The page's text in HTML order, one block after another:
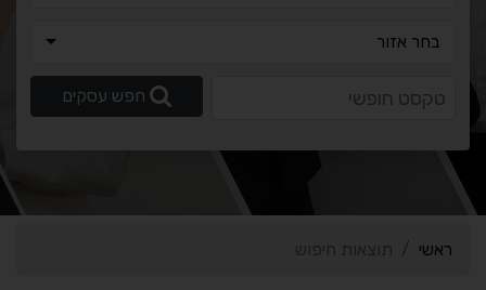
בחר אזור
חפש עסקים
ראשי תוצאות חיפוש